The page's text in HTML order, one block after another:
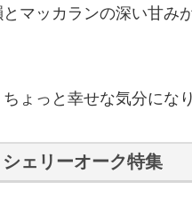
マッカランの深い甘み
ょっと幸せな気分にな
ェリーオーク特集